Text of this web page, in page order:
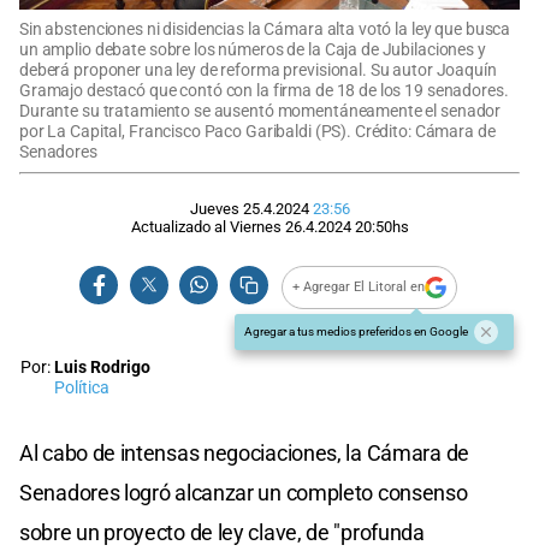
Sin abstenciones ni disidencias la Cámara alta votó la ley que busca
un amplio debate sobre los números de la Caja de Jubilaciones y
deberá proponer una ley de reforma previsional. Su autor Joaquín
Gramajo destacó que contó con la firma de 18 de los 19 senadores.
Durante su tratamiento se ausentó momentáneamente el senador
por La Capital, Francisco Paco Garibaldi (PS). Crédito: Cámara de
Senadores
Jueves 25.4.2024 23:56
Actualizado al Viernes 26.4.2024 20:50hs
+ Agregar El Litoral en
Agregar a tus medios preferidos en Google
Por:Luis Rodrigo
Política
Al cabo de intensas negociaciones, la Cámara de
Senadores logró alcanzar un completo consenso
sobre un proyecto de ley clave, de "profunda